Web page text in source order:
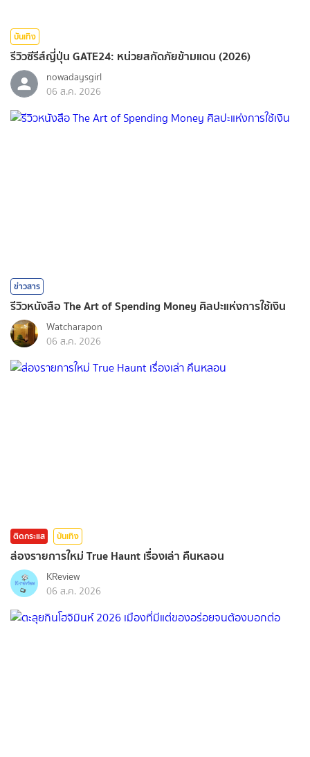
บันเทิง
รีวิวซีรีส์ญี่ปุ่น GATE24: หน่วยสกัดภัยข้ามแดน (2026)
nowadaysgirl
06 ส.ค. 2026
ข่าวสาร
รีวิวหนังสือ The Art of Spending Money ศิลปะแห่งการใช้เงิน
Watcharapon
06 ส.ค. 2026
ติดกระแส บันเทิง
ส่องรายการใหม่ True Haunt เรื่องเล่า คืนหลอน
KReview
06 ส.ค. 2026